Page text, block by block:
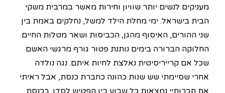
מעניקים לנשים יותר שוויון וחירות מאשר במרבית משקי
הבית בישראל. ימי מחלת הילד למשל, נחלקים באמת בין
שני ההורים, האיסוף מהגן, הכביסות ושאר מטלות החיים.
החלוקה הברורה בימים נותנת פטור גורף מרגשי האשם
שכל אם קרייריסיטית נאלצת לחיות איתם. נגה נולדה
אחרי שסיימתי שש שנות כהונה כחברת כנסת, אבל ראיתי
את חברותיי נמצאות כל שבוע בין הפטיש לסדן. בכנסת